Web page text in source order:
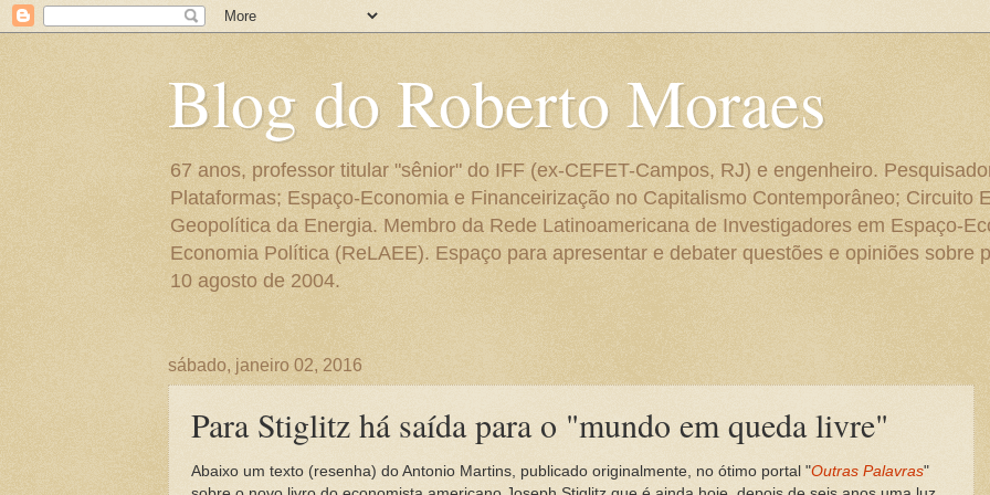
Blog do Roberto Moraes
67 anos, professor titular "sênior" do IFF (ex-CEFET-Campos, RJ) e engenheiro.
Plataformas; Espaço-Economia e Financeirização no Capitalismo Contemporâneo; Circuito
Geopolítica da Energia. Membro da Rede Latinoamericana de Investigadores em Espaço-
Economia Política (ReLAEE). Espaço para apresentar e debater questões e opiniões sobre
10 agosto de 2004.
sábado, janeiro 02, 2016
Para Stiglitz há saída para o "mundo em queda livre"
Abaixo um texto (resenha) do Antonio Martins, publicado originalmente, no ótimo portal "Outras Palavras"